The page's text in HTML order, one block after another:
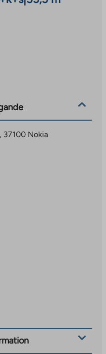
37100 Nokia